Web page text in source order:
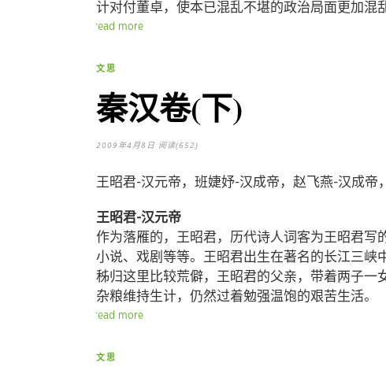
计对付董卓，使本已混乱不堪的政治局面更加混
read more
文思
秦汉卷(下)
2009年4月8日 阅读(652)
王昭君-汉元帝，班婕妤-汉成帝，赵飞燕-汉成
王昭君-汉元帝
作为落雁的，王昭君，历代诗人词客为王昭君写
小说、戏剧等等。王昭君出生在著名的长江三峡
秭归这里比较荒僻，王昭君的父亲，带着两子
杂粮维持生计，仍然过着勉强温饱的艰苦生活。
read more
文思